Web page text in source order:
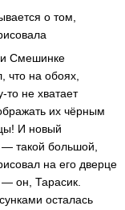
о том,
и Смешинке
что на обоях,
то не хватает
их чёрным
И новый
— такой большой,
на его дверце
— он, Тарасик.
осталась